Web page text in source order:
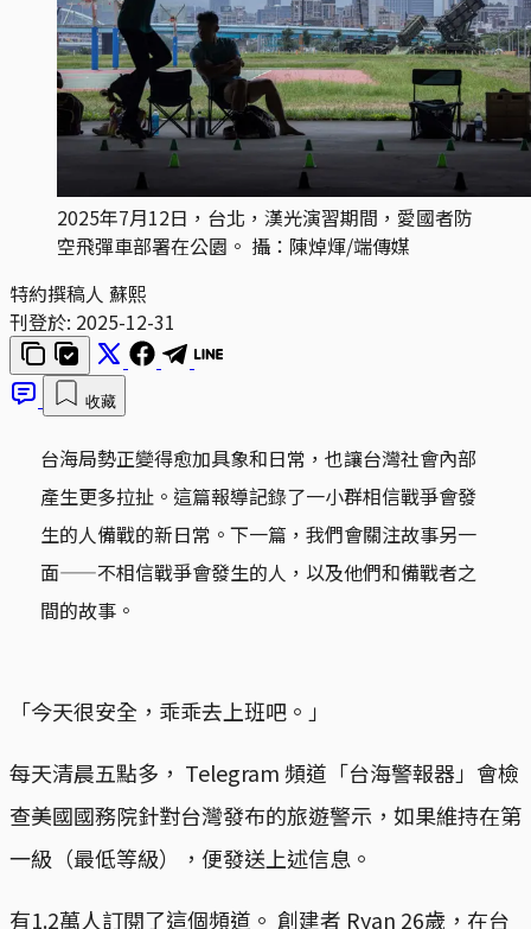
2025年7月12日，台北，漢光演習期間，愛國者防
空飛彈車部署在公園。 攝：陳焯煇/端傳媒
特約撰稿人 蘇熙
刊登於: 2025-12-31
收藏
台海局勢正變得愈加具象和日常，也讓台灣社會內部
產生更多拉扯。這篇報導記錄了一小群相信戰爭會發
生的人備戰的新日常。下一篇，我們會關注故事另一
面——不相信戰爭會發生的人，以及他們和備戰者之
間的故事。
「今天很安全，乖乖去上班吧。」
每天清晨五點多， Telegram 頻道「台海警報器」會檢
查美國國務院針對台灣發布的旅遊警示，如果維持在第
一級（最低等級），便發送上述信息。
有1.2萬人訂閱了這個頻道。 創建者 Ryan 26歲，在台